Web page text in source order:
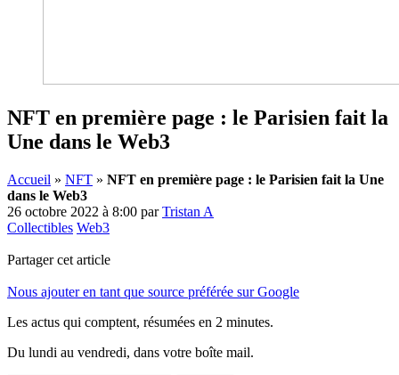
NFT en première page : le Parisien fait la
Une dans le Web3
Accueil » NFT » NFT en première page : le Parisien fait la Une
dans le Web3
26 octobre 2022 à 8:00 parTristan A
Collectibles Web3
Partager cet article
Nous ajouter en tant que source préférée sur Google
Les actus qui comptent, résumées en 2 minutes.
Du lundi au vendredi, dans votre boîte mail.